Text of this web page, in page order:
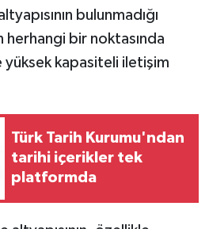
bulunmadığı
herhangi bir noktasında
kapasiteli iletişim
Türk Tarih Kurumu'ndan
tarihi içerikler tek
platformda